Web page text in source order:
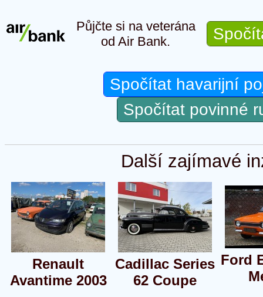
Půjčte si na veterána
od Air Bank.
Spočítat havarijní
Spočítat povinné
Další zajímavé
Renault
Avantime 2003
Cadillac Series
62 Coupe
Ford